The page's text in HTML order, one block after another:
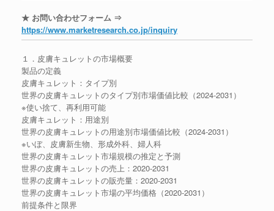
★ お問い合わせフォーム ⇒
https://www.marketresearch.co.jp/inquiry
１．皮膚キュレットの市場概要
製品の定義
皮膚キュレット：タイプ別
世界の皮膚キュレットのタイプ別市場価値比較（2024-2031）
※使い捨て、再利用可能
皮膚キュレット：用途別
世界の皮膚キュレットの用途別市場価値比較（2024-2031）
※いぼ、皮膚新生物、形成外科、婦人科
世界の皮膚キュレット市場規模の推定と予測
世界の皮膚キュレットの売上：2020-2031
世界の皮膚キュレットの販売量：2020-2031
世界の皮膚キュレット市場の平均価格（2020-2031）
前提条件と限界